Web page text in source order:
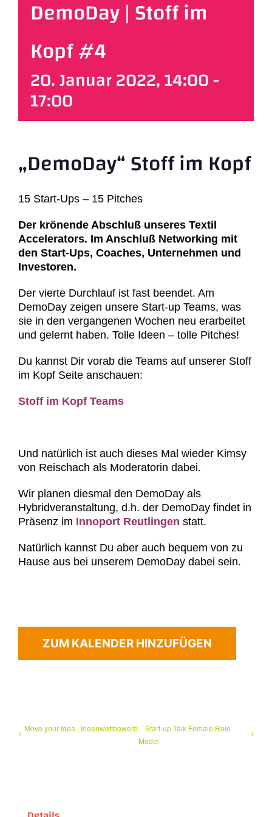
Partner
Workspaces
Makerspace
DemoDay | Stoff im
Kopf #4
20. Januar 2022, 14:00-
17:00
„DemoDay“ Stoff im Kopf
15 Start-Ups – 15 Pitches
Der krönende Abschluß unseres Textil
Accelerators. Im Anschluß Networking mit
den Start-Ups, Coaches, Unternehmen und
Investoren.
Der vierte Durchlauf ist fast beendet. Am
DemoDay zeigen unsere Start-up Teams, was
sie in den vergangenen Wochen neu erarbeitet
und gelernt haben. Tolle Ideen – tolle Pitches!
Du kannst Dir vorab die Teams auf unserer Stoff
im Kopf Seite anschauen:
Stoff im Kopf Teams
Und natürlich ist auch dieses Mal wieder Kimsy
von Reischach als Moderatorin dabei.
Wir planen diesmal den DemoDay als
Hybridveranstaltung, d.h. der DemoDay findet in
Präsenz im Innoport Reutlingen statt.
Natürlich kannst Du aber auch bequem von zu
Hause aus bei unserem DemoDay dabei sein.
ZUM KALENDER HINZUFÜGEN
Move your Idea | Ideenwettbewerb
Start-up Talk Female Role
Model